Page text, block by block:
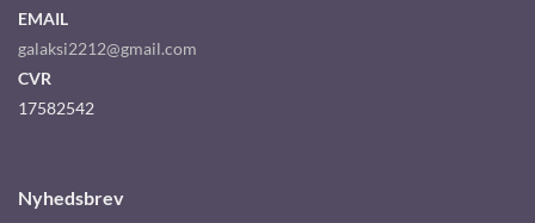
EMAIL
galaksi2212@gmail.com
CVR
17582542
Nyhedsbrev